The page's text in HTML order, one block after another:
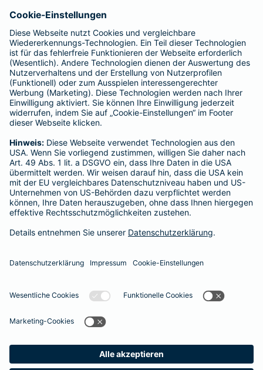
LinkedIn
YouTube
Pinterest
XING
Tumblr
Datenschutz Impressum/Rechtshinweise
Barrierefreiheit
Datenschutz-Einstellungen
Einfach. Menschlich.